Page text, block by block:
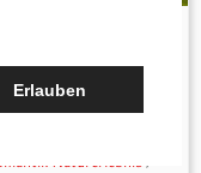
/Natururlaub
Naturerlebnis/
Erlauben